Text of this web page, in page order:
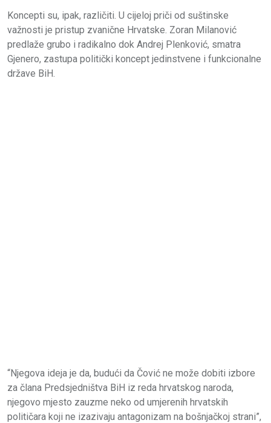
Koncepti su, ipak, različiti. U cijeloj priči od suštinske
važnosti je pristup zvanične Hrvatske. Zoran Milanović
predlaže grubo i radikalno dok Andrej Plenković, smatra
Gjenero, zastupa politički koncept jedinstvene i funkcionalne
države BiH.
“Njegova ideja je da, budući da Čović ne može dobiti izbore
za člana Predsjedništva BiH iz reda hrvatskog naroda,
njegovo mjesto zauzme neko od umjerenih hrvatskih
političara koji ne izazivaju antagonizam na bošnjačkoj strani”,